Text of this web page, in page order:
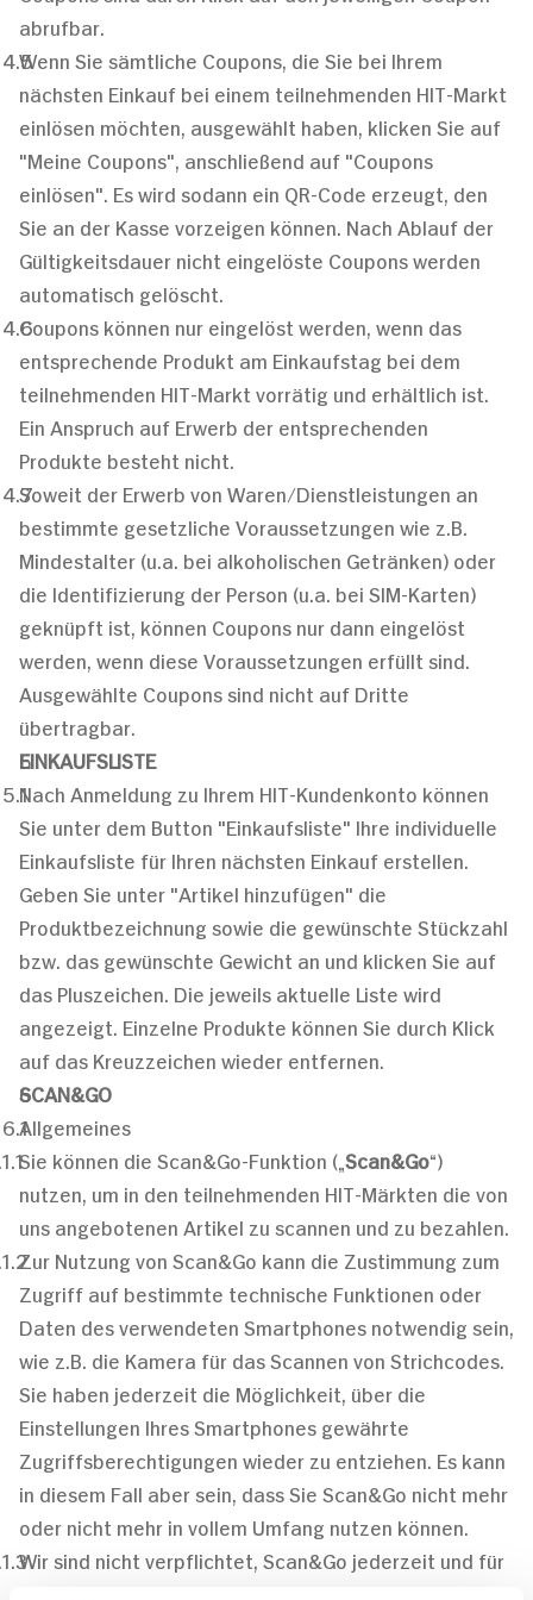
abrufbar.
Wenn Sie sämtliche Coupons, die Sie bei Ihrem
nächsten Einkauf bei einem teilnehmenden HIT-Markt
einlösen möchten, ausgewählt haben, klicken Sie auf
"Meine Coupons", anschließend auf "Coupons
einlösen". Es wird sodann ein QR-Code erzeugt, den
Sie an der Kasse vorzeigen können. Nach Ablauf der
Gültigkeitsdauer nicht eingelöste Coupons werden
automatisch gelöscht.
Coupons können nur eingelöst werden, wenn das
entsprechende Produkt am Einkaufstag bei dem
teilnehmenden HIT-Markt vorrätig und erhältlich ist.
Ein Anspruch auf Erwerb der entsprechenden
Produkte besteht nicht.
Soweit der Erwerb von Waren/Dienstleistungen an
bestimmte gesetzliche Voraussetzungen wie z.B.
Mindestalter (u.a. bei alkoholischen Getränken) oder
die Identifizierung der Person (u.a. bei SIM-Karten)
geknüpft ist, können Coupons nur dann eingelöst
werden, wenn diese Voraussetzungen erfüllt sind.
Ausgewählte Coupons sind nicht auf Dritte
übertragbar.
EINKAUFSLISTE
Nach Anmeldung zu Ihrem HIT-Kundenkonto können
Sie unter dem Button "Einkaufsliste" Ihre individuelle
Einkaufsliste für Ihren nächsten Einkauf erstellen.
Geben Sie unter "Artikel hinzufügen" die
Produktbezeichnung sowie die gewünschte Stückzahl
bzw. das gewünschte Gewicht an und klicken Sie auf
das Pluszeichen. Die jeweils aktuelle Liste wird
angezeigt. Einzelne Produkte können Sie durch Klick
auf das Kreuzzeichen wieder entfernen.
SCAN&GO
Allgemeines
Sie können die Scan&Go-Funktion („ Scan&Go“)
nutzen, um in den teilnehmenden HIT-Märkten die von
uns angebotenen Artikel zu scannen und zu bezahlen.
Zur Nutzung von Scan&Go kann die Zustimmung zum
Zugriff auf bestimmte technische Funktionen oder
Daten des verwendeten Smartphones notwendig sein,
wie z.B. die Kamera für das Scannen von Strichcodes.
Sie haben jederzeit die Möglichkeit, über die
Einstellungen Ihres Smartphones gewährte
Zugriffsberechtigungen wieder zu entziehen. Es kann
in diesem Fall aber sein, dass Sie Scan&Go nicht mehr
oder nicht mehr in vollem Umfang nutzen können.
Wir sind nicht verpflichtet, Scan&Go jederzeit und für